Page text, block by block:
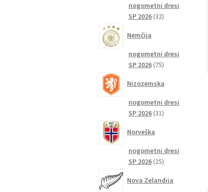
nogometni dresi
SP 2026 3232
Nemčija
nogometni dresi
SP 2026 7575
Nizozemska
nogometni dresi
SP 2026 3131
Norveška
nogometni dresi
SP 2026 2525
Nova Zelandija